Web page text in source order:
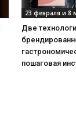
23 февраля и 8
Две
пошаговая